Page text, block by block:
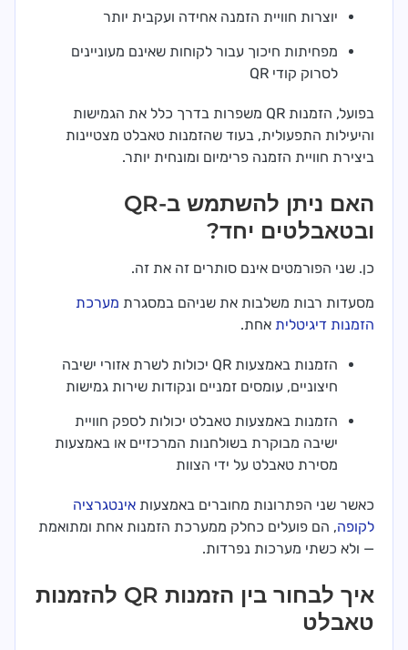
יוצרות חוויית הזמנה אחידה ועקבית יותר
מפחיתות חיכוך עבור לקוחות שאינם מעוניינים
לסרוק קודי QR
בפועל, הזמנות QR משפרות בדרך כלל את הגמישות
והיעילות התפעולית, בעוד שהזמנות טאבלט מצטיינות
ביצירת חוויית הזמנה פרימיום ומונחית יותר.
האם ניתן להשתמש ב-QR
ובטאבלטים יחד?
כן. שני הפורמטים אינם סותרים זה את זה.
מסעדות רבות משלבות את שניהם במסגרת מערכת
הזמנות דיגיטלית אחת.
הזמנות באמצעות QR יכולות לשרת אזורי ישיבה
חיצוניים, עומסים זמניים ונקודות שירות גמישות
הזמנות באמצעות טאבלט יכולות לספק חוויית
ישיבה מבוקרת בשולחנות המרכזיים או באמצעות
מסירת טאבלט על ידי הצוות
כאשר שני הפתרונות מחוברים באמצעות אינטגרציה
לקופה, הם פועלים כחלק ממערכת הזמנות אחת ומתואמת
— ולא כשתי מערכות נפרדות.
איך לבחור בין הזמנות QR להזמנות
טאבלט